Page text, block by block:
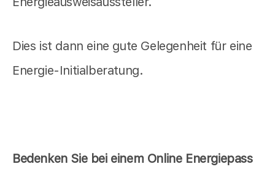
Dies ist dann eine gute Gelegenheit für eine
Energie-Initialberatung.
Bedenken Sie bei einem Online Energiepass